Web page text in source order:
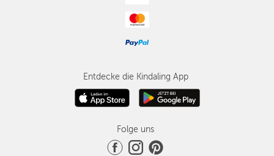
Entdecke die Kindaling App
Folge uns